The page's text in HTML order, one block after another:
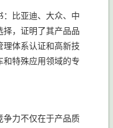
：比亚迪、大众、中
择，证明了其产品品
理体系认证和高新技
和特殊应用领域的专
争力不仅在于产品质